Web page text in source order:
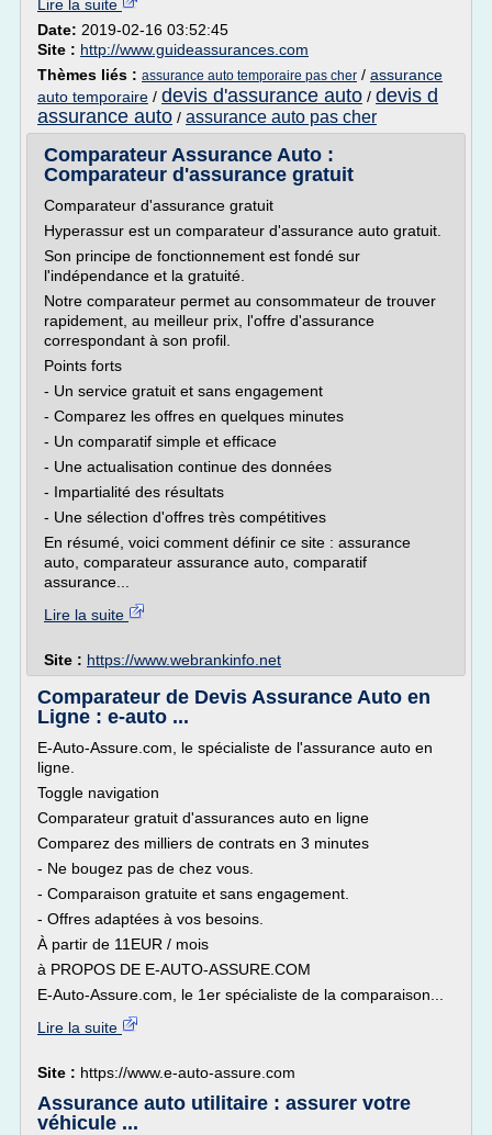
Lire la suite
Date: 2019-02-16 03:52:45
Site : http://www.guideassurances.com
Thèmes liés : assurance auto temporaire pas cher / assurance
auto temporaire / devis d'assurance auto / devis d
assurance auto / assurance auto pas cher
Comparateur Assurance Auto :
Comparateur d'assurance gratuit
Comparateur d'assurance gratuit
Hyperassur est un comparateur d'assurance auto gratuit.
Son principe de fonctionnement est fondé sur
l'indépendance et la gratuité.
Notre comparateur permet au consommateur de trouver
rapidement, au meilleur prix, l'offre d'assurance
correspondant à son profil.
Points forts
- Un service gratuit et sans engagement
- Comparez les offres en quelques minutes
- Un comparatif simple et efficace
- Une actualisation continue des données
- Impartialité des résultats
- Une sélection d'offres très compétitives
En résumé, voici comment définir ce site : assurance
auto, comparateur assurance auto, comparatif
assurance...
Lire la suite
Site : https://www.webrankinfo.net
Comparateur de Devis Assurance Auto en
Ligne : e-auto ...
E-Auto-Assure.com, le spécialiste de l'assurance auto en
ligne.
Toggle navigation
Comparateur gratuit d'assurances auto en ligne
Comparez des milliers de contrats en 3 minutes
- Ne bougez pas de chez vous.
- Comparaison gratuite et sans engagement.
- Offres adaptées à vos besoins.
À partir de 11EUR / mois
à PROPOS DE E-AUTO-ASSURE.COM
E-Auto-Assure.com, le 1er spécialiste de la comparaison...
Lire la suite
Site : https://www.e-auto-assure.com
Assurance auto utilitaire : assurer votre
véhicule ...